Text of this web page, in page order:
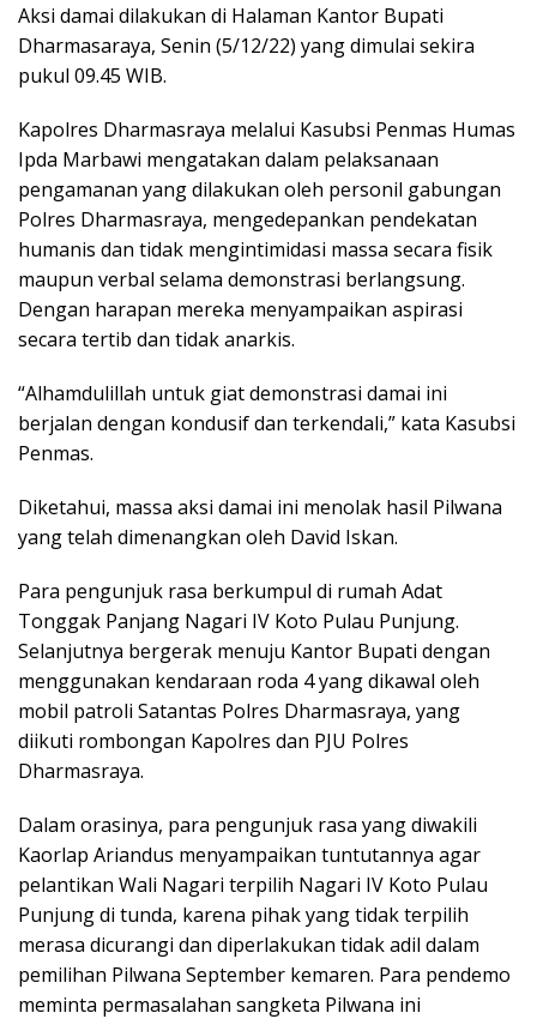
Aksi damai dilakukan di Halaman Kantor Bupati
Dharmasaraya, Senin (5/12/22) yang dimulai sekira
pukul 09.45 WIB.
Kapolres Dharmasraya melalui Kasubsi Penmas Humas
Ipda Marbawi mengatakan dalam pelaksanaan
pengamanan yang dilakukan oleh personil gabungan
Polres Dharmasraya, mengedepankan pendekatan
humanis dan tidak mengintimidasi massa secara fisik
maupun verbal selama demonstrasi berlangsung.
Dengan harapan mereka menyampaikan aspirasi
secara tertib dan tidak anarkis.
“Alhamdulillah untuk giat demonstrasi damai ini
berjalan dengan kondusif dan terkendali,” kata Kasubsi
Penmas.
Diketahui, massa aksi damai ini menolak hasil Pilwana
yang telah dimenangkan oleh David Iskan.
Para pengunjuk rasa berkumpul di rumah Adat
Tonggak Panjang Nagari IV Koto Pulau Punjung.
Selanjutnya bergerak menuju Kantor Bupati dengan
menggunakan kendaraan roda 4 yang dikawal oleh
mobil patroli Satantas Polres Dharmasraya, yang
diikuti rombongan Kapolres dan PJU Polres
Dharmasraya.
Dalam orasinya, para pengunjuk rasa yang diwakili
Kaorlap Ariandus menyampaikan tuntutannya agar
pelantikan Wali Nagari terpilih Nagari IV Koto Pulau
Punjung di tunda, karena pihak yang tidak terpilih
merasa dicurangi dan diperlakukan tidak adil dalam
pemilihan Pilwana September kemaren. Para pendemo
meminta permasalahan sangketa Pilwana ini